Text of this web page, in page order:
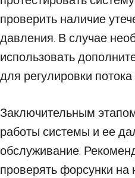
проверить наличие
давления. В случае
использовать
для регулировки
Заключительным
работы системы и ее
обслуживание.
проверять форсунки на